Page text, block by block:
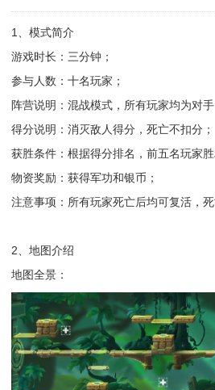
1、模式简介
游戏时长：三分钟；
参与人数：十名玩家；
阵营说明：混战模式，所有玩家均为对手
得分说明：消灭敌人得分，死亡不扣分；
获胜条件：根据得分排名，前五名玩家
物资奖励：获得军功和银币；
注意事项：所有玩家死亡后均可复活，
2、地图介绍
地图全景：